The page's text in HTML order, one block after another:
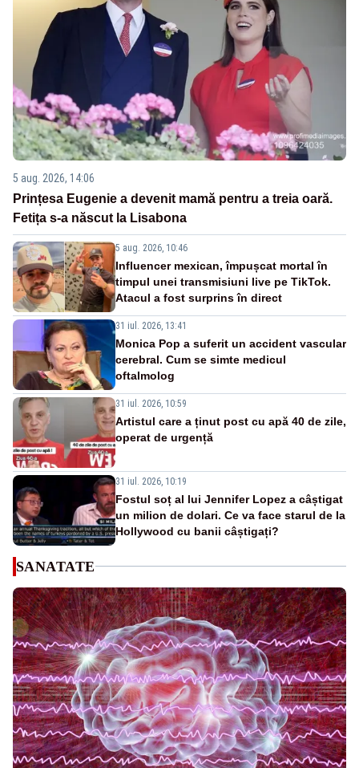
5 aug. 2026, 14:06
Prințesa Eugenie a devenit mamă pentru a treia oară.
Fetița s-a născut la Lisabona
5 aug. 2026, 10:46
Influencer mexican, împușcat mortal în
timpul unei transmisiuni live pe TikTok.
Atacul a fost surprins în direct
31 iul. 2026, 13:41
Monica Pop a suferit un accident vascular
cerebral. Cum se simte medicul
oftalmolog
31 iul. 2026, 10:59
Artistul care a ținut post cu apă 40 de zile,
operat de urgență
31 iul. 2026, 10:19
Fostul soț al lui Jennifer Lopez a câștigat
un milion de dolari. Ce va face starul de la
Hollywood cu banii câștigați?
SANATATE